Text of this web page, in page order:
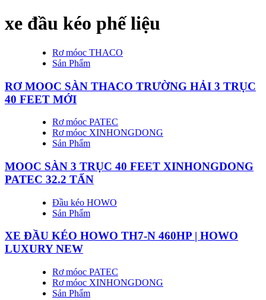
xe đầu kéo phế liệu
Rơ móoc THACO
Sản Phẩm
RƠ MOOC SÀN THACO TRƯỜNG HẢI 3 TRỤC
40 FEET MỚI
Rơ móoc PATEC
Rơ móoc XINHONGDONG
Sản Phẩm
MOOC SÀN 3 TRỤC 40 FEET XINHONGDONG
PATEC 32.2 TẤN
Đầu kéo HOWO
Sản Phẩm
XE ĐẦU KÉO HOWO TH7-N 460HP | HOWO
LUXURY NEW
Rơ móoc PATEC
Rơ móoc XINHONGDONG
Sản Phẩm